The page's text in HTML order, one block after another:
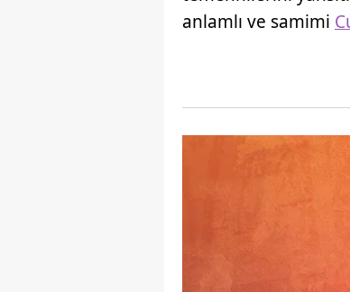
anlamlı ve samimi